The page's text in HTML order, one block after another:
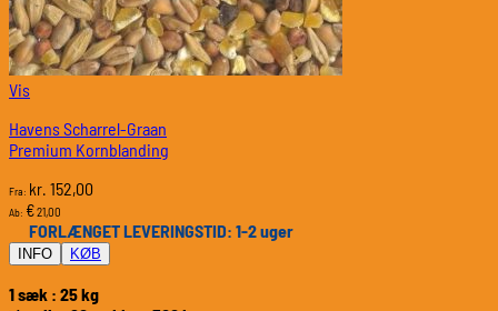
Vis
Havens Scharrel-Graan
Premium Kornblanding
Fra: kr. 152,00
Ab: €21,00
FORLÆNGET LEVERINGSTID: 1-2 uger
INFO KØB
1 sæk : 25 kg